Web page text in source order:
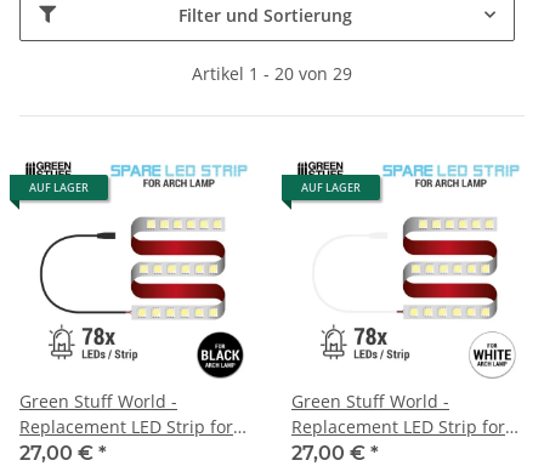
Filter und Sortierung
Artikel 1 - 20 von 29
AUF LAGER
Green Stuff World -
Replacement LED Strip for
Arch Lamp - Darth Black
27,00 € *
AUF LAGER
Green Stuff World -
Replacement LED Strip for
Arch Lamp - Faded White
27,00 € *